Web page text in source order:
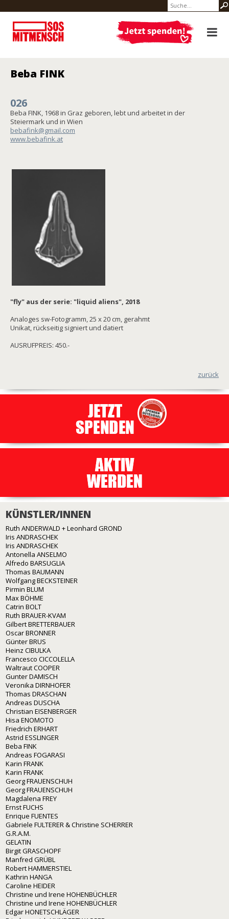
Beba FINK
026
Beba FINK, 1968 in Graz geboren, lebt und arbeitet in der
Steiermark und in Wien
bebafink@gmail.com
www.bebafink.at
"fly" aus der serie: "liquid aliens", 2018
Analoges sw-Fotogramm, 25 x 20 cm, gerahmt
Unikat, rückseitig signiert und datiert
AUSRUFPREIS: 450.-
zurück
KÜNSTLER/INNEN
Ruth ANDERWALD + Leonhard GROND
Iris ANDRASCHEK
Iris ANDRASCHEK
Antonella ANSELMO
Alfredo BARSUGLIA
Thomas BAUMANN
Wolfgang BECKSTEINER
Pirmin BLUM
Max BÖHME
Catrin BOLT
Ruth BRAUER-KVAM
Gilbert BRETTERBAUER
Oscar BRONNER
Günter BRUS
Heinz CIBULKA
Francesco CICCOLELLA
Waltraut COOPER
Gunter DAMISCH
Veronika DIRNHOFER
Thomas DRASCHAN
Andreas DUSCHA
Christian EISENBERGER
Hisa ENOMOTO
Friedrich ERHART
Astrid ESSLINGER
Beba FINK
Andreas FOGARASI
Karin FRANK
Karin FRANK
Georg FRAUENSCHUH
Georg FRAUENSCHUH
Magdalena FREY
Ernst FUCHS
Enrique FUENTES
Gabriele FULTERER & Christine SCHERRER
G.R.A.M.
GELATIN
Birgit GRASCHOPF
Manfred GRÜBL
Robert HAMMERSTIEL
Kathrin HANGA
Caroline HEIDER
Christine und Irene HOHENBÜCHLER
Christine und Irene HOHENBÜCHLER
Edgar HONETSCHLÄGER